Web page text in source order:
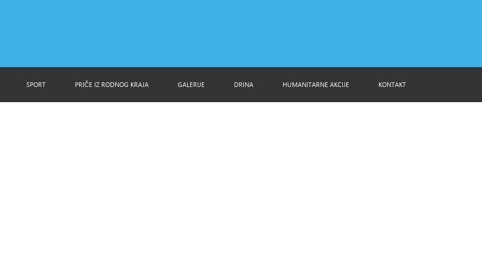
SPORT PRIČE IZ RODNOG KRAJA GALERIJE DRINA HUMANITARNE AKCIJE KONTAKT